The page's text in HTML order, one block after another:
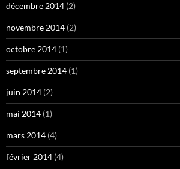
décembre 2014 (2)
novembre 2014 (2)
octobre 2014 (1)
septembre 2014 (1)
juin 2014 (2)
mai 2014 (1)
mars 2014 (4)
février 2014 (4)